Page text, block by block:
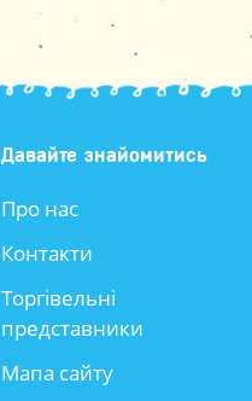
Давайте знайомитись
Про нас
Контакти
Торгівельні
представники
Мапа сайту